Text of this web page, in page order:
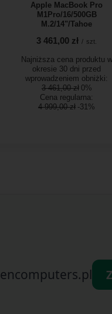
Apple MacBook Pro
M1Pro/16/500GB
M.2/14"/Tahoe
3 461,00 zł / szt.
Najniższa cena produktu w
okresie 30 dni przed
wprowadzeniem obniżki:
3 461,00 zł 0%
Cena regularna:
4 999,00 zł -31%